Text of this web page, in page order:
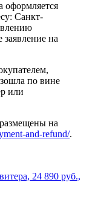
оформляется
Санкт-
на
по вине
или
на
and-refund/.